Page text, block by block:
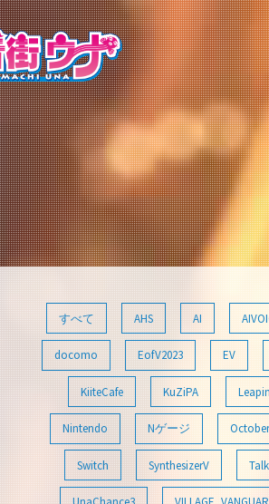
すべて AHS AI
docomo EofV2023 EV
KiiteCafe KuZiPA
Nintendo Nゲージ
Switch SynthesizerV